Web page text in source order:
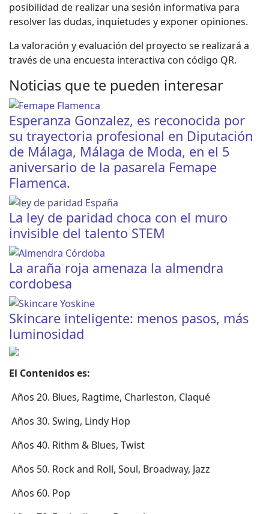
posibilidad de realizar una sesión informativa para
resolver las dudas, inquietudes y exponer opiniones.
La valoración y evaluación del proyecto se realizará a
través de una encuesta interactiva con código QR.
Noticias que te pueden interesar
Esperanza Gonzalez, es reconocida por
su trayectoria profesional en Diputación
de Málaga, Málaga de Moda, en el 5
aniversario de la pasarela Femape
Flamenca.
La ley de paridad choca con el muro
invisible del talento STEM
La araña roja amenaza la almendra
cordobesa
Skincare inteligente: menos pasos, más
luminosidad
El Contenidos es:
Años 20. Blues, Ragtime, Charleston, Claqué
Años 30. Swing, Lindy Hop
Años 40. Rithm & Blues, Twist
Años 50. Rock and Roll, Soul, Broadway, Jazz
Años 60. Pop